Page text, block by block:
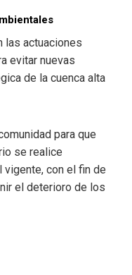
las actuaciones
evitar nuevas
de la cuenca alta
para que
se realice
vigente, con el fin de
el deterioro de los